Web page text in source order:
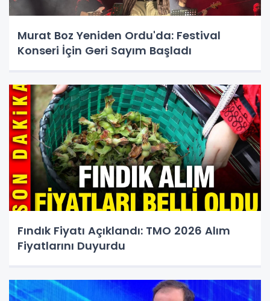
Murat Boz Yeniden Ordu'da: Festival
Konseri İçin Geri Sayım Başladı
Fındık Fiyatı Açıklandı: TMO 2026 Alım
Fiyatlarını Duyurdu